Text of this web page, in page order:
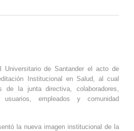
Universitario de Santander el acto de
Institucional en Salud, al cual
de la junta directiva, colaboradores,
empleados y comunidad
la nueva imagen institucional de la